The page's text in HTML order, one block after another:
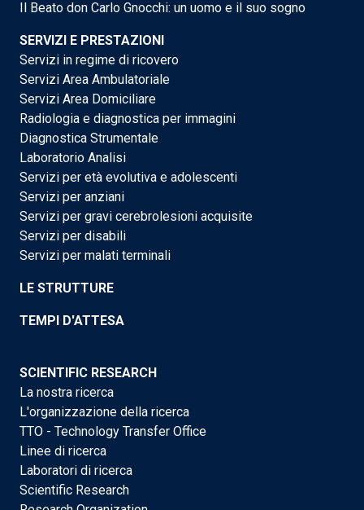
Il Beato don Carlo Gnocchi: un uomo e il suo sogno
SERVIZI E PRESTAZIONI
Servizi in regime di ricovero
Servizi Area Ambulatoriale
Servizi Area Domiciliare
Radiologia e diagnostica per immagini
Diagnostica Strumentale
Laboratorio Analisi
Servizi per età evolutiva e adolescenti
Servizi per anziani
Servizi per gravi cerebrolesioni acquisite
Servizi per disabili
Servizi per malati terminali
LE STRUTTURE
TEMPI D'ATTESA
SCIENTIFIC RESEARCH
La nostra ricerca
L'organizzazione della ricerca
TTO - Technology Transfer Office
Linee di ricerca
Laboratori di ricerca
Scientific Research